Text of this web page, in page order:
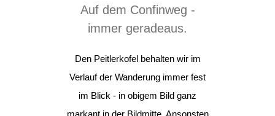
Auf dem Confinweg -
immer geradeaus.
Den Peitlerkofel behalten wir im
Verlauf der Wanderung immer fest
im Blick - in obigem Bild ganz
markant in der Bildmitte. Ansonsten